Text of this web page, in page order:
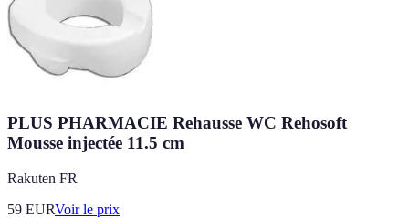
PLUS PHARMACIE Rehausse WC Rehosoft
Mousse injectée 11.5 cm
Rakuten FR
59 EURVoir le prix